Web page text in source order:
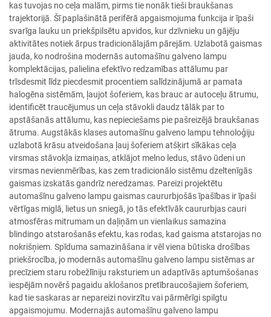
kas tuvojas no ceļa malām, pirms tie nonāk tieši braukšanas
trajektorijā. Šī paplašinātā perifērā apgaismojuma funkcija ir īpaši
svarīga lauku un priekšpilsētu apvidos, kur dzīvnieku un gājēju
aktivitātes notiek ārpus tradicionālajām pārejām. Uzlabotā gaismas
jauda, ko nodrošina modernās automašīnu galveno lampu
komplektācijas, palielina efektīvo redzamības attālumu par
trīsdesmit līdz piecdesmit procentiem salīdzinājumā ar pamata
halogēna sistēmām, ļaujot šoferiem, kas brauc ar autoceļu ātrumu,
identificēt traucējumus un ceļa stāvokli daudz tālāk par to
apstāšanās attālumu, kas nepieciešams pie pašreizējā braukšanas
ātruma. Augstākās klases automašīnu galveno lampu tehnoloģiju
uzlabotā krāsu atveidošana ļauj šoferiem atšķirt sīkākas ceļa
virsmas stāvokļa izmaiņas, atklājot melno ledus, stāvo ūdeni un
virsmas nevienmērības, kas zem tradicionālo sistēmu dzeltenīgās
gaismas izskatās gandrīz neredzamas. Pareizi projektētu
automašīnu galveno lampu gaismas caururbjošās īpašības ir īpaši
vērtīgas miglā, lietus un sniegā, jo tās efektīvāk caururbjas cauri
atmosfēras mitrumam un daļiņām un vienlaikus samazina
blindingo atstarošanās efektu, kas rodas, kad gaisma atstarojas no
nokrišņiem. Spīduma samazināšana ir vēl viena būtiska drošības
priekšrocība, jo modernās automašīnu galveno lampu sistēmas ar
precīziem staru robežlīniju raksturiem un adaptīvās aptumšošanas
iespējām novērš pagaidu aklošanos pretībraucošajiem šoferiem,
kad tie saskaras ar nepareizi novirzītu vai pārmērīgi spilgtu
apgaismojumu. Modernajās automašīnu galveno lampu